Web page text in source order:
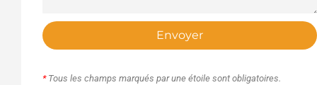
Envoyer
*Tous les champs marqués par une étoile sont obligatoires.